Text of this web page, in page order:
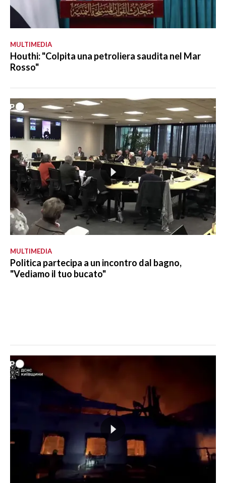
MULTIMEDIA
Houthi: "Colpita una petroliera saudita nel Mar
Rosso"
MULTIMEDIA
Politica partecipa a un incontro dal bagno,
"Vediamo il tuo bucato"